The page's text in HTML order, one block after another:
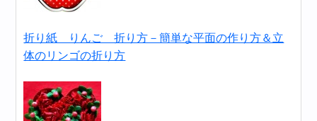
折り紙 りんご 折り方－簡単な平面の作り方＆立
体のリンゴの折り方